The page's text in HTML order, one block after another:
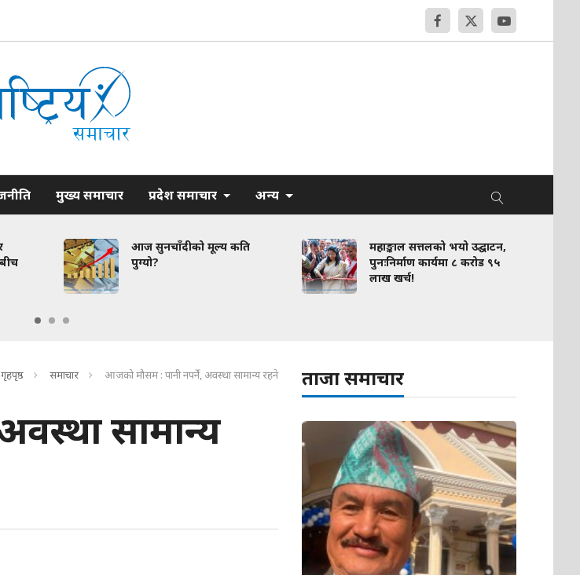
मुख्य समाचार प्रदेश समाचार अन्य
आज सुनचाँदीको मूल्य कति
पुग्यो?
महाङ्काल सत्तलको भयो उद्घाटन,
पुनःनिर्माण कार्यमा ८ करोड ९५
लाख खर्च!
गृहपृष्ठ समाचार आजको मौसम : पानी नपर्ने, अवस्था सामान्य रहने
सामान्य
ताजा समाचार